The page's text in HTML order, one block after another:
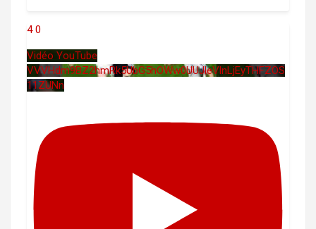
4 0
Vidéo YouTube
VVVHdm9BZ2hmRk5UbG5hOWw0UUJleVlnLjEyTHFZOS
11ZUNn